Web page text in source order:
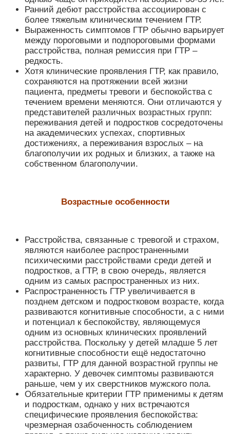
Ранний дебют расстройства ассоциирован с
более тяжелым клиническим течением ГТР.
Выраженность симптомов ГТР обычно варьирует
между пороговыми и подпороговыми формами
расстройства, полная ремиссия при ГТР –
редкость.
Хотя клинические проявления ГТР, как правило,
сохраняются на протяжении всей жизни
пациента, предметы тревоги и беспокойства с
течением времени меняются. Они отличаются у
представителей различных возрастных групп:
переживания детей и подростков сосредоточены
на академических успехах, спортивных
достижениях, а переживания взрослых – на
благополучии их родных и близких, а также на
собственном благополучии.
Возрастные особенности
Расстройства, связанные с тревогой и страхом,
являются наиболее распространенными
психическими расстройствами среди детей и
подростков, а ГТР, в свою очередь, является
одним из самых распространенных из них.
Распространенность ГТР увеличивается в
позднем детском и подростковом возрасте, когда
развиваются когнитивные способности, а с ними
и потенциал к беспокойству, являющемуся
одним из основных клинических проявлений
расстройства. Поскольку у детей младше 5 лет
когнитивные способности ещё недостаточно
развиты, ГТР для данной возрастной группы не
характерно. У девочек симптомы развиваются
раньше, чем у их сверстников мужского пола.
Обязательные критерии ГТР применимы к детям
и подросткам, однако у них встречаются
специфические проявления беспокойства:
чрезмерная озабоченность соблюдением